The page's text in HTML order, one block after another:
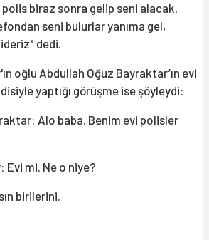
polis biraz sonra gelip seni alacak,
seni bulurlar yanıma gel,
dedi.
oğlu Abdullah Oğuz Bayraktar’ın evi
yaptığı görüşme ise şöyleydi:
Alo baba. Benim evi polisler
mi. Ne o niye?
birilerini.